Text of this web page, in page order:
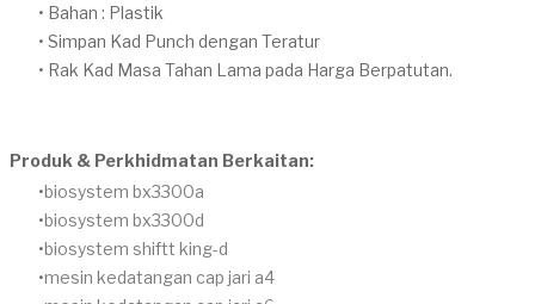
Bahan : Plastik
Simpan Kad Punch dengan Teratur
Rak Kad Masa Tahan Lama pada Harga Berpatutan.
Produk & Perkhidmatan Berkaitan:
​biosystem bx3300a
​biosystem bx3300d
biosystem shiftt king-d
mesin kedatangan cap jari a4